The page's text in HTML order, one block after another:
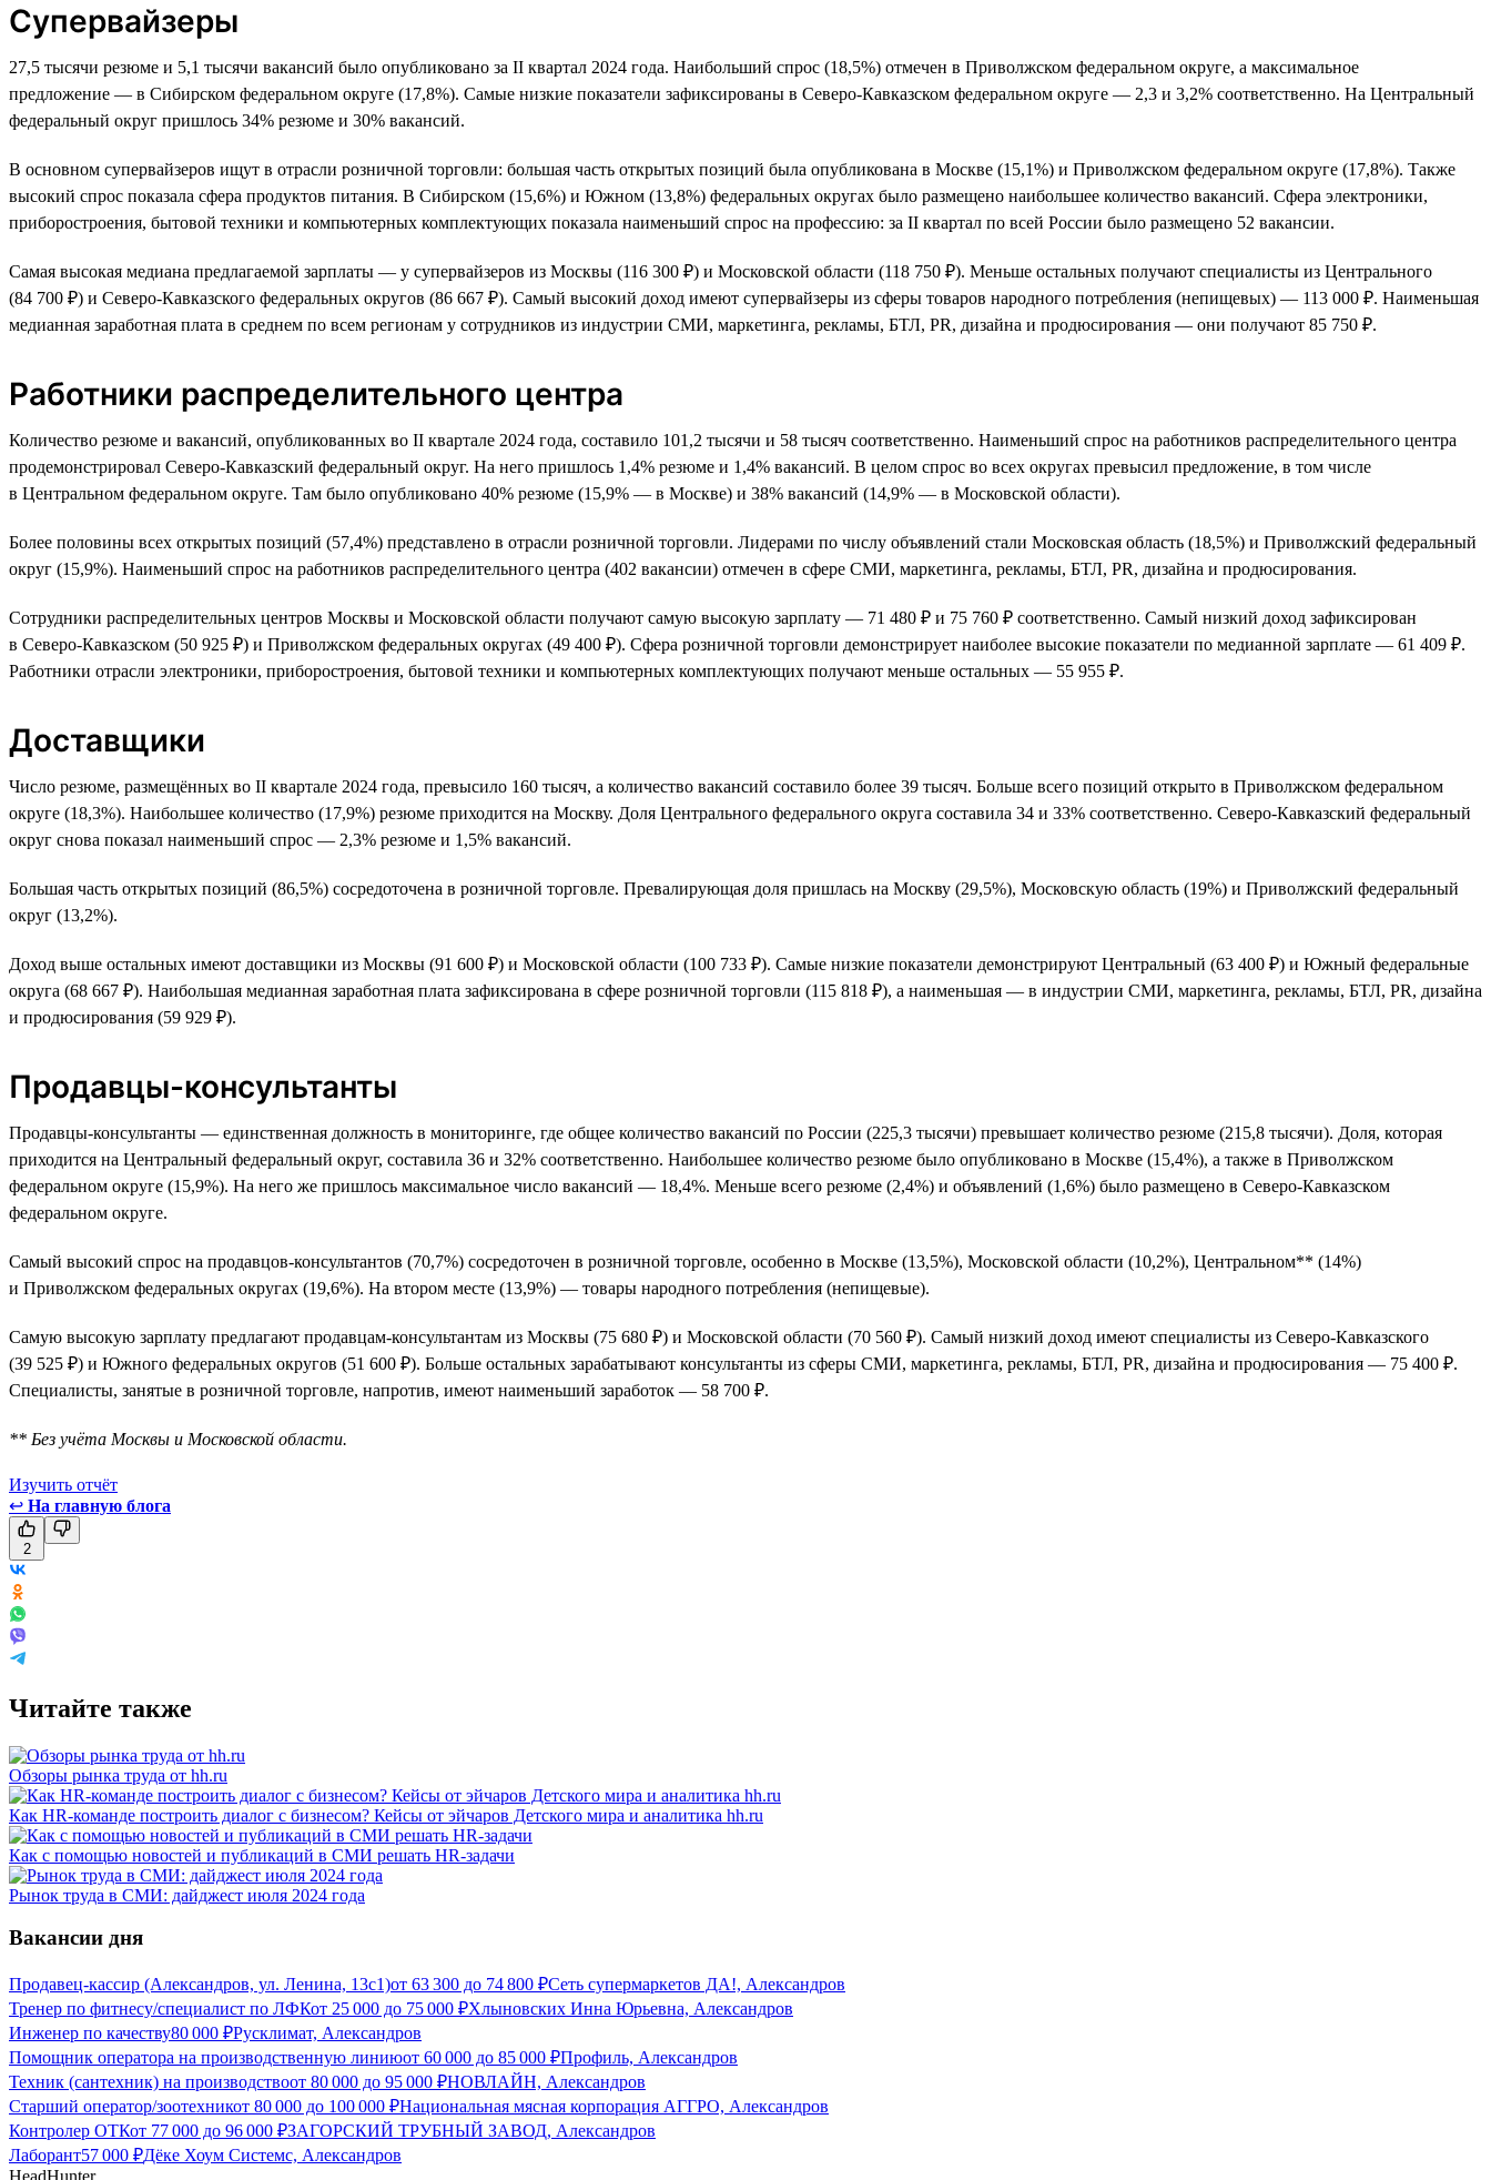
Супервайзеры
27,5 тысячи резюме и 5,1 тысячи вакансий было опубликовано за II квартал 2024 года. Наибольший спрос (18,5%) отмечен в Приволжском федеральном округе, а максимальное
предложение — в Сибирском федеральном округе (17,8%). Самые низкие показатели зафиксированы в Северо-Кавказском федеральном округе — 2,3 и 3,2% соответственно. На Центральный
федеральный округ пришлось 34% резюме и 30% вакансий.
В основном супервайзеров ищут в отрасли розничной торговли: большая часть открытых позиций была опубликована в Москве (15,1%) и Приволжском федеральном округе (17,8%). Также
высокий спрос показала сфера продуктов питания. В Сибирском (15,6%) и Южном (13,8%) федеральных округах было размещено наибольшее количество вакансий. Сфера электроники,
приборостроения, бытовой техники и компьютерных комплектующих показала наименьший спрос на профессию: за II квартал по всей России было размещено 52 вакансии.
Самая высокая медиана предлагаемой зарплаты — у супервайзеров из Москвы (116 300 ₽) и Московской области (118 750 ₽). Меньше остальных получают специалисты из Центрального
(84 700 ₽) и Северо-Кавказского федеральных округов (86 667 ₽). Самый высокий доход имеют супервайзеры из сферы товаров народного потребления (непищевых) — 113 000 ₽. Наименьшая
медианная заработная плата в среднем по всем регионам у сотрудников из индустрии СМИ, маркетинга, рекламы, БТЛ, PR, дизайна и продюсирования — они получают 85 750 ₽.
Работники распределительного центра
Количество резюме и вакансий, опубликованных во II квартале 2024 года, составило 101,2 тысячи и 58 тысяч соответственно. Наименьший спрос на работников распределительного центра
продемонстрировал Северо-Кавказский федеральный округ. На него пришлось 1,4% резюме и 1,4% вакансий. В целом спрос во всех округах превысил предложение, в том числе
в Центральном федеральном округе. Там было опубликовано 40% резюме (15,9% — в Москве) и 38% вакансий (14,9% — в Московской области).
Более половины всех открытых позиций (57,4%) представлено в отрасли розничной торговли. Лидерами по числу объявлений стали Московская область (18,5%) и Приволжский федеральный
округ (15,9%). Наименьший спрос на работников распределительного центра (402 вакансии) отмечен в сфере СМИ, маркетинга, рекламы, БТЛ, PR, дизайна и продюсирования.
Сотрудники распределительных центров Москвы и Московской области получают самую высокую зарплату — 71 480 ₽ и 75 760 ₽ соответственно. Самый низкий доход зафиксирован
в Северо-Кавказском (50 925 ₽) и Приволжском федеральных округах (49 400 ₽). Сфера розничной торговли демонстрирует наиболее высокие показатели по медианной зарплате — 61 409 ₽.
Работники отрасли электроники, приборостроения, бытовой техники и компьютерных комплектующих получают меньше остальных — 55 955 ₽.
Доставщики
Число резюме, размещённых во II квартале 2024 года, превысило 160 тысяч, а количество вакансий составило более 39 тысяч. Больше всего позиций открыто в Приволжском федеральном
округе (18,3%). Наибольшее количество (17,9%) резюме приходится на Москву. Доля Центрального федерального округа составила 34 и 33% соответственно. Северо-Кавказский федеральный
округ снова показал наименьший спрос — 2,3% резюме и 1,5% вакансий.
Большая часть открытых позиций (86,5%) сосредоточена в розничной торговле. Превалирующая доля пришлась на Москву (29,5%), Московскую область (19%) и Приволжский федеральный
округ (13,2%).
Доход выше остальных имеют доставщики из Москвы (91 600 ₽) и Московской области (100 733 ₽). Самые низкие показатели демонстрируют Центральный (63 400 ₽) и Южный федеральные
округа (68 667 ₽). Наибольшая медианная заработная плата зафиксирована в сфере розничной торговли (115 818 ₽), а наименьшая — в индустрии СМИ, маркетинга, рекламы, БТЛ, PR, дизайна
и продюсирования (59 929 ₽).
Продавцы-консультанты
Продавцы-консультанты — единственная должность в мониторинге, где общее количество вакансий по России (225,3 тысячи) превышает количество резюме (215,8 тысячи). Доля, которая
приходится на Центральный федеральный округ, составила 36 и 32% соответственно. Наибольшее количество резюме было опубликовано в Москве (15,4%), а также в Приволжском
федеральном округе (15,9%). На него же пришлось максимальное число вакансий — 18,4%. Меньше всего резюме (2,4%) и объявлений (1,6%) было размещено в Северо-Кавказском
федеральном округе.
Самый высокий спрос на продавцов-консультантов (70,7%) сосредоточен в розничной торговле, особенно в Москве (13,5%), Московской области (10,2%), Центральном** (14%)
и Приволжском федеральных округах (19,6%). На втором месте (13,9%) — товары народного потребления (непищевые).
Самую высокую зарплату предлагают продавцам-консультантам из Москвы (75 680 ₽) и Московской области (70 560 ₽). Самый низкий доход имеют специалисты из Северо-Кавказского
(39 525 ₽) и Южного федеральных округов (51 600 ₽). Больше остальных зарабатывают консультанты из сферы СМИ, маркетинга, рекламы, БТЛ, PR, дизайна и продюсирования — 75 400 ₽.
Специалисты, занятые в розничной торговле, напротив, имеют наименьший заработок — 58 700 ₽.
** Без учёта Москвы и Московской области.
Изучить отчёт
↩ На главную блога
2
Читайте также
Обзоры рынка труда от hh.ru
Как HR-команде построить диалог с бизнесом? Кейсы от эйчаров Детского мира и аналитика hh.ru
Как с помощью новостей и публикаций в СМИ решать HR-задачи
Рынок труда в СМИ: дайджест июля 2024 года
Вакансии дня
Продавец-кассир (Александров, ул. Ленина, 13с1)от 63 300 до 74 800 ₽Сеть супермаркетов ДА!, Александров
Тренер по фитнесу/специалист по ЛФКот 25 000 до 75 000 ₽Хлыновских Инна Юрьевна, Александров
Инженер по качеству80 000 ₽Русклимат, Александров
Помощник оператора на производственную линиюот 60 000 до 85 000 ₽Профиль, Александров
Техник (сантехник) на производствоот 80 000 до 95 000 ₽НОВЛАЙН, Александров
Старший оператор/зоотехникот 80 000 до 100 000 ₽Национальная мясная корпорация АГГРО, Александров
Контролер ОТКот 77 000 до 96 000 ₽ЗАГОРСКИЙ ТРУБНЫЙ ЗАВОД, Александров
Лаборант57 000 ₽Дёке Хоум Системс, Александров